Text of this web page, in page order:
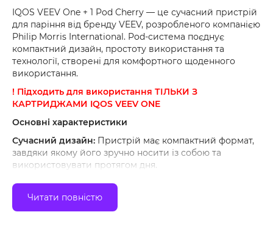
IQOS VEEV One + 1 Pod Cherry — це сучасний пристрій
для паріння від бренду VEEV, розробленого компанією
Philip Morris International. Pod-система поєднує
компактний дизайн, простоту використання та
технології, створені для комфортного щоденного
використання.
! Підходить для використання ТІЛЬКИ З
КАРТРИДЖАМИ IQOS VEEV ONE
Основні характеристики
Сучасний дизайн: Пристрій має компактний формат,
завдяки якому його зручно носити із собою та
використовувати протягом дня.
Акумулятор 450 мАг:Вбудований акумулятор
забезпечує стабільну роботу пристрою та підтримує
швидке заряджання.
Читати повністю